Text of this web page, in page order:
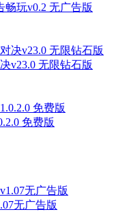
玩v0.2 无广告版
v23.0 无限钻石版
免费版
无广告版